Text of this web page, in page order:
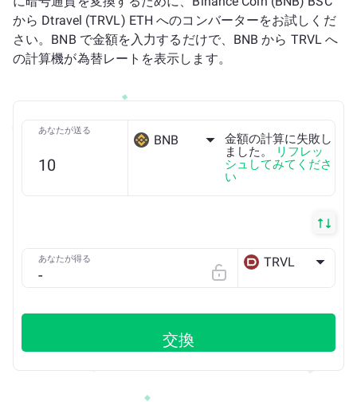
から Dtravel (TRVL) ETH へのコンバーターをお試しくだ
さい。BNB で金額を入力するだけで、BNB から TRVL へ
の計算機が為替レートを表示します。
あなたが送る
BNB
金額の計算に失敗し
ました。
リフレッ
シュしてみてくださ
い
あなたが得る TRVL
交換